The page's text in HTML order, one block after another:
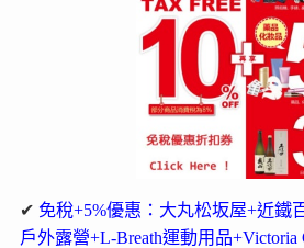
✔ 免稅+5%優惠：大丸松坂屋+近鐵
戶外露營+L-Breath運動用品+Victoria